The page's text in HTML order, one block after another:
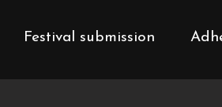
Festival submission